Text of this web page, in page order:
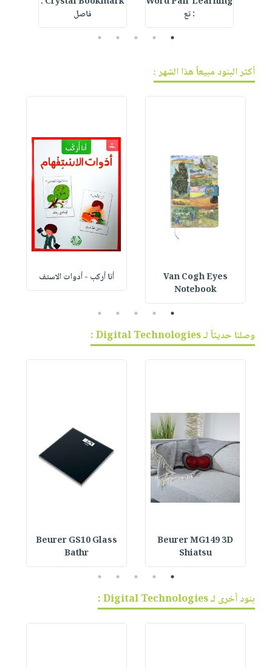
: تع
فاصل
1
2
3
4
5
أكثر البنود مبيعاً هذا الشهر :
Van Cogh Eyes
Notebook
أنا أركب - أدوات الاستف
1
2
3
4
5
وصلنا حديثاً لـ Digital Technologies :
Beurer MG149 3D
Shiatsu
Beurer GS10 Glass
Bathr
1
2
3
4
5
بنود أخرى لـ Digital Technologies :